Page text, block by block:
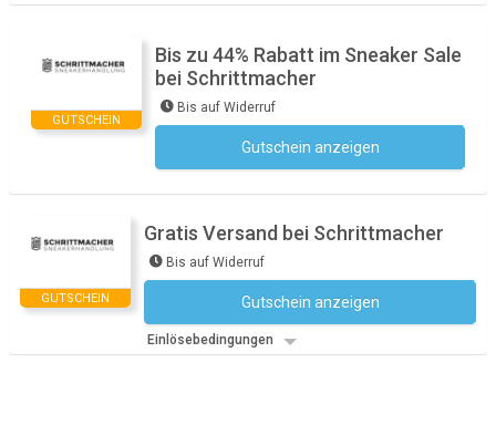
GUTSCHEIN
Bis zu 44% Rabatt im Sneaker Sale
bei Schrittmacher
Bis auf Widerruf
Gutschein anzeigen
GUTSCHEIN
Gratis Versand bei Schrittmacher
Bis auf Widerruf
Gutschein anzeigen
Einlösebedingungen